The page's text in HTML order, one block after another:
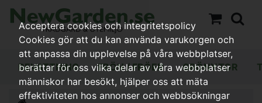
BEVATTNING FRÖN / FRÖER GRÖNYTOR
Acceptera cookies och integritetspolicy
Cookies gör att du kan använda varukorgen och
att anpassa din upplevelse på våra webbplatser,
berättar för oss vilka delar av våra webbplatser
människor har besökt, hjälper oss att mäta
effektiviteten hos annonser och webbsökningar